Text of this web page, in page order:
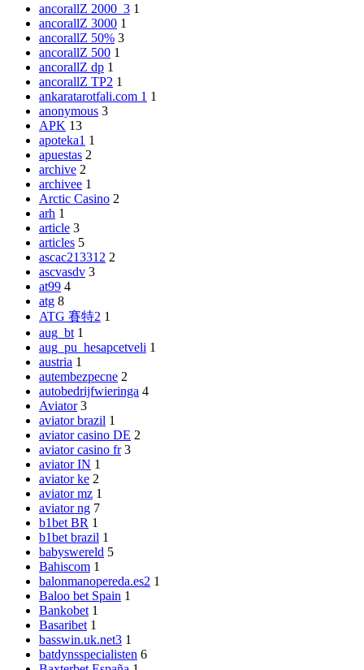
ancorallZ 2000_3 1
ancorallZ 3000 1
ancorallZ 50% 3
ancorallZ 500 1
ancorallZ dp 1
ancorallZ TP2 1
ankaratarotfali.com 1 1
anonymous 3
APK 13
apoteka1 1
apuestas 2
archive 2
archivee 1
Arctic Casino 2
arh 1
article 3
articles 5
ascac213312 2
ascvasdv 3
at99 4
atg 8
ATG 賽特2 1
aug_bt 1
aug_pu_hesapcetveli 1
austria 1
autembezpecne 2
autobedrijfwieringa 4
Aviator 3
aviator brazil 1
aviator casino DE 2
aviator casino fr 3
aviator IN 1
aviator ke 2
aviator mz 1
aviator ng 7
b1bet BR 1
b1bet brazil 1
babyswereld 5
Bahiscom 1
balonmanopereda.es2 1
Baloo bet Spain 1
Bankobet 1
Basaribet 1
basswin.uk.net3 1
batdynsspecialisten 6